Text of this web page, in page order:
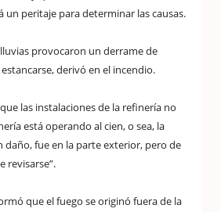
un peritaje para determinar las causas.
provocaron un derrame de
derivó en el incendio.
las instalaciones de la refinería no
está operando al cien, o sea, la
fue en la parte exterior, pero de
revisarse”.
que el fuego se originó fuera de la